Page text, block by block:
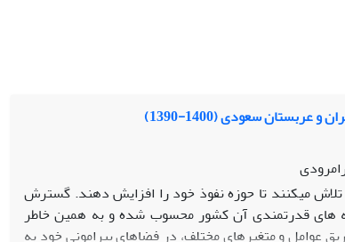
سعودی (1400-1390)
تلاش میکنند تا حوزه نفوذ خود را افزایش دهند. گسترش
های قدرتمندی آن کشور محسوب شده و به همین خاطر
عوامل و متغیرهای مختلف، در فضاهای پیرامونی خود به